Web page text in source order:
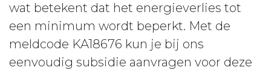
wat betekent dat het energieverlies tot
een minimum wordt beperkt. Met de
meldcode KA18676 kun je bij ons
eenvoudig subsidie aanvragen voor deze